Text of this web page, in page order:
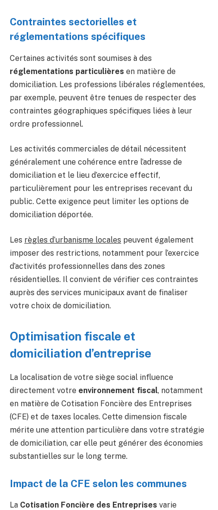
Contraintes sectorielles et
réglementations spécifiques
Certaines activités sont soumises à des
réglementations particulières en matière de
domiciliation. Les professions libérales réglementées,
par exemple, peuvent être tenues de respecter des
contraintes géographiques spécifiques liées à leur
ordre professionnel.
Les activités commerciales de détail nécessitent
généralement une cohérence entre l’adresse de
domiciliation et le lieu d’exercice effectif,
particulièrement pour les entreprises recevant du
public. Cette exigence peut limiter les options de
domiciliation déportée.
Les règles d’urbanisme locales peuvent également
imposer des restrictions, notamment pour l’exercice
d’activités professionnelles dans des zones
résidentielles. Il convient de vérifier ces contraintes
auprès des services municipaux avant de finaliser
votre choix de domiciliation.
Optimisation fiscale et
domiciliation d’entreprise
La localisation de votre siège social influence
directement votre environnement fiscal, notamment
en matière de Cotisation Foncière des Entreprises
(CFE) et de taxes locales. Cette dimension fiscale
mérite une attention particulière dans votre stratégie
de domiciliation, car elle peut générer des économies
substantielles sur le long terme.
Impact de la CFE selon les communes
La Cotisation Foncière des Entreprises varie